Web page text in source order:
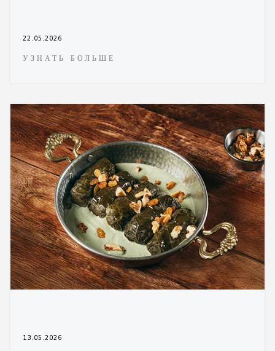
22.05.2026
УЗНАТЬ БОЛЬШЕ
13.05.2026